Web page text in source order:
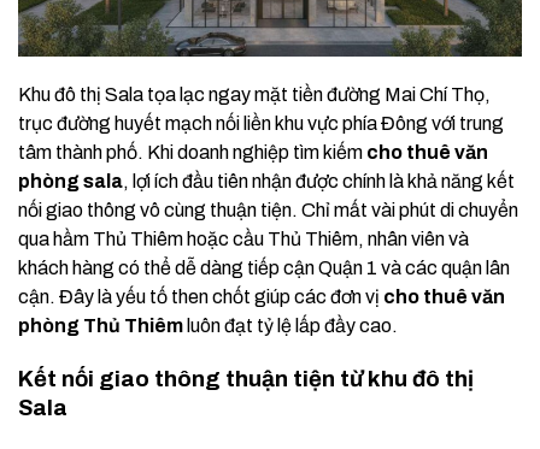
Khu đô thị Sala tọa lạc ngay mặt tiền đường Mai Chí Thọ,
trục đường huyết mạch nối liền khu vực phía Đông với trung
tâm thành phố. Khi doanh nghiệp tìm kiếm cho thuê văn
phòng sala, lợi ích đầu tiên nhận được chính là khả năng kết
nối giao thông vô cùng thuận tiện. Chỉ mất vài phút di chuyển
qua hầm Thủ Thiêm hoặc cầu Thủ Thiêm, nhân viên và
khách hàng có thể dễ dàng tiếp cận Quận 1 và các quận lân
cận. Đây là yếu tố then chốt giúp các đơn vị cho thuê văn
phòng Thủ Thiêm luôn đạt tỷ lệ lấp đầy cao.
Kết nối giao thông thuận tiện từ khu đô thị
Sala